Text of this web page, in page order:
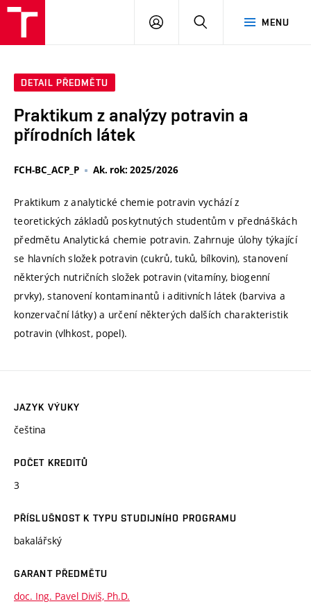
MENU
PŘIHLÁSIT
DETAIL PŘEDMĚTU
Praktikum z analýzy potravin a
přírodních látek
FCH-BC_ACP_P Ak. rok: 2025/2026
Praktikum z analytické chemie potravin vychází z
teoretických základů poskytnutých studentům v přednáškách
předmětu Analytická chemie potravin. Zahrnuje úlohy týkající
se hlavních složek potravin (cukrů, tuků, bílkovin), stanovení
některých nutričních složek potravin (vitamíny, biogenní
prvky), stanovení kontaminantů i aditivních látek (barviva a
konzervační látky) a určení některých dalších charakteristik
potravin (vlhkost, popel).
JAZYK VÝUKY
čeština
POČET KREDITŮ
3
PŘÍSLUŠNOST K TYPU STUDIJNÍHO PROGRAMU
bakalářský
GARANT PŘEDMĚTU
doc. Ing. Pavel Diviš, Ph.D.